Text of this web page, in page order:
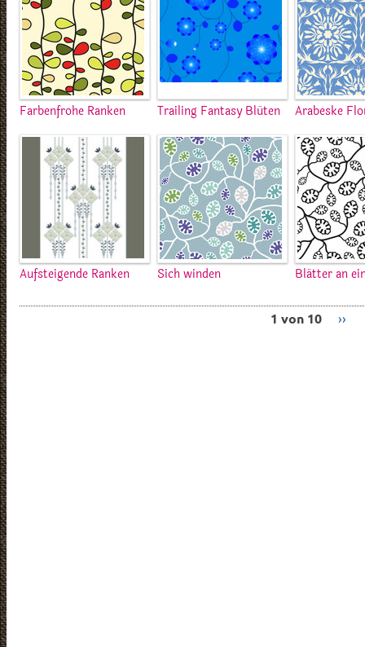
Farbenfrohe Ranken Trailing Fantasy Blüten Arabeske
Aufsteigende Ranken Sich winden Blätter an
1 von 10 ››